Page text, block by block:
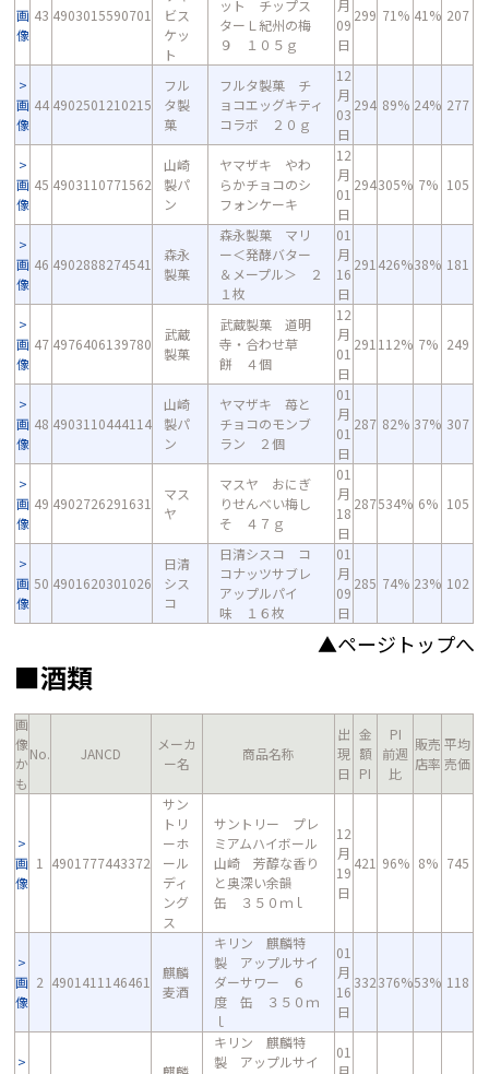
画
像
43 4903015590701
ビス
ケッ
ト
ット チップス
ターＬ紀州の梅
９ １０５ｇ
月
09
日
299 71% 41% 207
画
像
44 4902501210215
フル
タ製
菓
フルタ製菓 チ
ョコエッグキティ
コラボ ２０ｇ
12
月
03
日
294 89% 24% 277
画
像
45 4903110771562
山崎
製パ
ン
ヤマザキ やわ
らかチョコのシ
フォンケーキ
12
月
01
日
294305% 7% 105
画
像
46 4902888274541
森永
製菓
森永製菓 マリ
ー＜発酵バター
＆メープル＞ ２
１枚
01
月
16
日
291 426%38% 181
画
像
47 4976406139780
武蔵
製菓
武蔵製菓 道明
寺・合わせ草
餅 ４個
12
月
01
日
291 112% 7% 249
画
像
48 4903110444114
山崎
製パ
ン
ヤマザキ 苺と
チョコのモンブ
ラン ２個
01
月
01
日
287 82% 37% 307
画
像
49 4902726291631
マス
ヤ
マスヤ おにぎ
りせんべい梅し
そ ４７ｇ
01
月
18
日
287534% 6% 105
画
像
50 4901620301026
日清
シス
コ
日清シスコ コ
コナッツサブレ
アップルパイ
味 １６枚
01
月
09
日
285 74% 23% 102
▲ページトップへ
■酒類
画
像
か
も
No. JANCD
メーカ
ー名
商品名称
出
現
日
金
額
PI
PI
前週
比
販売
店率
平均
売価
画
像
1 4901777443372
サン
トリ
ーホ
ール
ディ
ング
ス
サントリー プレ
ミアムハイボール
山崎 芳醇な香り
と奥深い余韻
缶 ３５０ｍｌ
12
月
19
日
421 96% 8% 745
画
像
2 4901411146461
麒麟
麦酒
キリン 麒麟特
製 アップルサイ
ダーサワー ６
度 缶 ３５０ｍ
ｌ
01
月
16
日
332376%53% 118
キリン 麒麟特
製 アップルサイ
01